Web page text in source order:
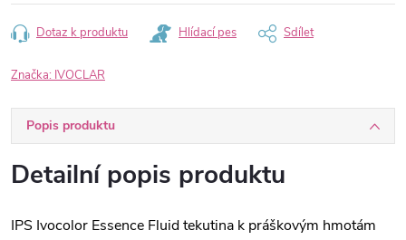
Dotaz k produktu Hlídací pes Sdílet
Značka: IVOCLAR
Popis produktu
Detailní popis produktu
IPS Ivocolor Essence Fluid tekutina k práškovým hmotám